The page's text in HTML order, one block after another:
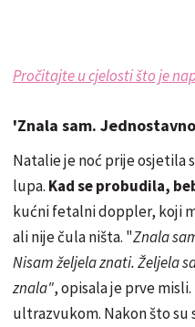
Pročitajte u cjelosti što je
'Znala sam.
Natalie je noć prije osjetila
lupa. Kad se probudila,
kućni fetalni doppler, koji
ali nije čula ništa. "Znala
Nisam željela znati. Željela
znala", opisala je prve
ultrazvukom. Nakon što